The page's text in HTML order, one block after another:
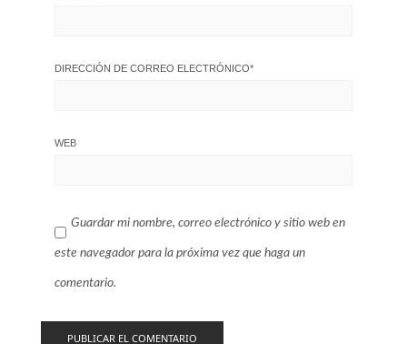
DIRECCIÓN DE CORREO ELECTRÓNICO*
WEB
Guardar mi nombre, correo electrónico y sitio web en
este navegador para la próxima vez que haga un
comentario.